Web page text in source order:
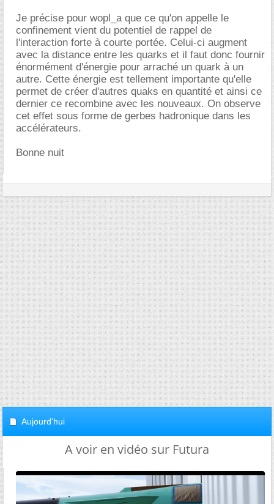
Je précise pour wopl_a que ce qu'on appelle le
confinement vient du potentiel de rappel de
l'interaction forte à courte portée. Celui-ci augment
avec la distance entre les quarks et il faut donc fournir
énormément d'énergie pour arraché un quark à un
autre. Cette énergie est tellement importante qu'elle
permet de créer d'autres quaks en quantité et ainsi ce
dernier ce recombine avec les nouveaux. On observe
cet effet sous forme de gerbes hadronique dans les
accélérateurs.
Bonne nuit
Aujourd'hui
A voir en vidéo sur Futura